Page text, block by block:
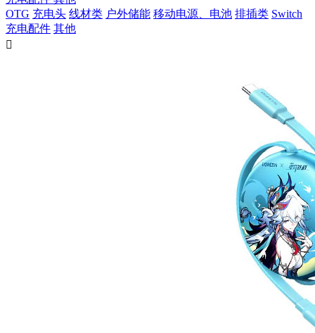
OTG 充电头 线材类 户外储能 移动电源、电池 排插类 Switch
充电配件 其他
